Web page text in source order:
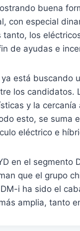
buena
con especial
tanto, los
de ayudas e
ya está buscando
los candidatos.
y la
esto, se suma
eléctrico e
en el segmento
que el grupo
i ha sido el
amplia, tanto